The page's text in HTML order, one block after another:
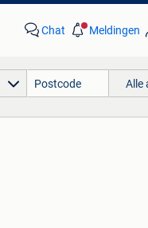
Chat Meldingen
Alle